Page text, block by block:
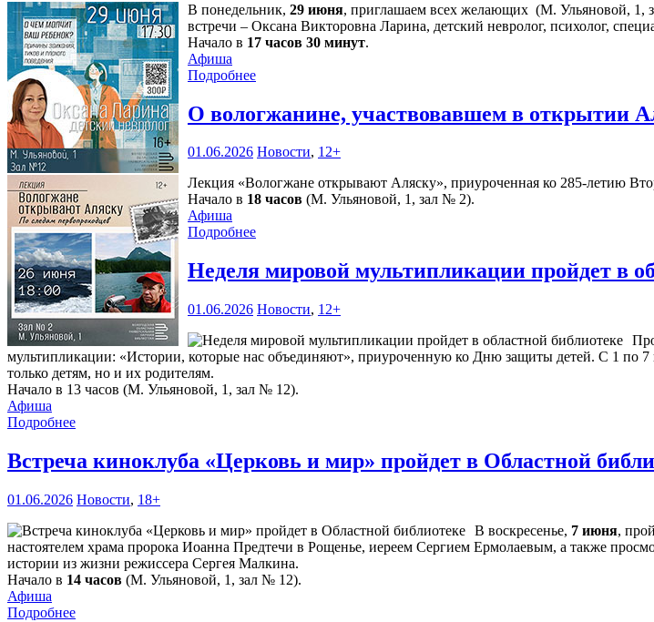
В понедельник, 29 июня, приглашаем всех желающих (М. Ульяновой, 1,
встречи – Оксана Викторовна Ларина, детский невролог, психолог,
Начало в 17 часов 30 минут.
Афиша
Подробнее
О вологжанине, участвовавшем в открытии
01.06.2026 Новости, 12+
Лекция «Вологжане открывают Аляску», приуроченная ко 285-летию
Начало в 18 часов (М. Ульяновой, 1, зал № 2).
Афиша
Подробнее
Неделя мировой мультипликации пройдет в
01.06.2026 Новости, 12+
мультипликации: «Истории, которые нас объединяют», приуроченную ко Дню защиты детей. С 1 по
только детям, но и их родителям.
Начало в 13 часов (М. Ульяновой, 1, зал № 12).
Афиша
Подробнее
Встреча киноклуба «Церковь и мир» пройдет в Областной
01.06.2026 Новости, 18+
В воскресенье, 7 июня,
настоятелем храма пророка Иоанна Предтечи в Рощенье, иереем Сергием Ермолаевым, а также
истории из жизни режиссера Сергея Малкина.
Начало в 14 часов (М. Ульяновой, 1, зал № 12).
Афиша
Подробнее